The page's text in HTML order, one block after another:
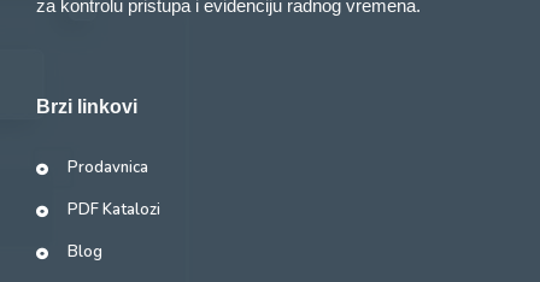
za kontrolu pristupa i evidenciju radnog vremena.
Brzi linkovi
Prodavnica
PDF Katalozi
Blog